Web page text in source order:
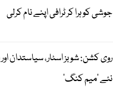
جوشی کو ہرا کر ٹرافی اپنے نام کرلی
روی کشن: شوبز اسٹار، سیاستدان
نئے ’میم کنگ‘